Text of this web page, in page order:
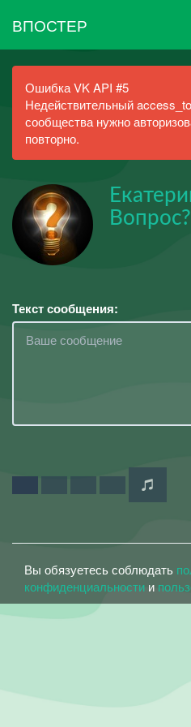
ВПОСТЕР
Ошибка VK API #5
Недействительный
сообщества нужно
повторно.
Текст сообщения:
Вы обязуетесь соблюдать
конфиденциальности и